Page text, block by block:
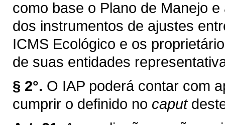
como base o Plano de Manejo
dos instrumentos de ajustes
ICMS Ecológico e os
de suas entidades
§ 2°. O IAP poderá contar com
cumprir o definido no caput